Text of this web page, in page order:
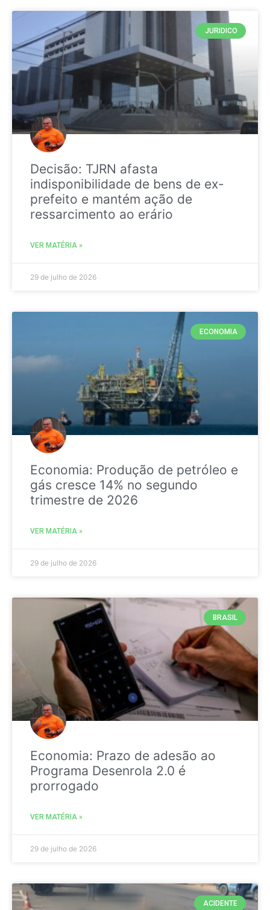
JURIDICO
Decisão: TJRN afasta
indisponibilidade de bens de ex-
prefeito e mantém ação de
ressarcimento ao erário
VER MATÉRIA »
29 de julho de 2026
ECONOMIA
Economia: Produção de petróleo e
gás cresce 14% no segundo
trimestre de 2026
VER MATÉRIA »
29 de julho de 2026
BRASIL
Economia: Prazo de adesão ao
Programa Desenrola 2.0 é
prorrogado
VER MATÉRIA »
29 de julho de 2026
ACIDENTE